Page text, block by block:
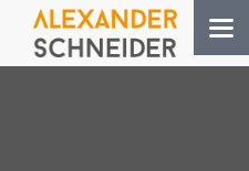
Toggle
navigation